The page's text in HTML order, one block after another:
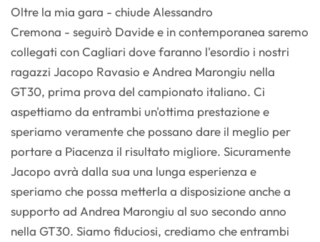
Oltre la mia gara - chiude Alessandro
Cremona - seguirò Davide e in contemporanea saremo
collegati con Cagliari dove faranno l'esordio i nostri
ragazzi Jacopo Ravasio e Andrea Marongiu nella
GT30, prima prova del campionato italiano. Ci
aspettiamo da entrambi un'ottima prestazione e
speriamo veramente che possano dare il meglio per
portare a Piacenza il risultato migliore. Sicuramente
Jacopo avrà dalla sua una lunga esperienza e
speriamo che possa metterla a disposizione anche a
supporto ad Andrea Marongiu al suo secondo anno
nella GT30. Siamo fiduciosi, crediamo che entrambi